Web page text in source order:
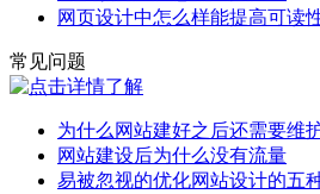
网页设计中怎么样能提高可读
常见问题
为什么网站建好之后还需要维
网站建设后为什么没有流量
易被忽视的优化网站设计的五